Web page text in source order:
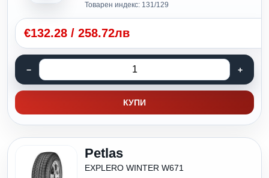
Товарен индекс: 131/129
€132.28 / 258.72лв
КУПИ
Petlas
EXPLERO WINTER W671